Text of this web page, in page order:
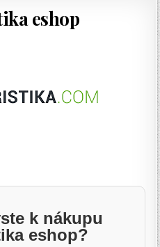
eshop
k nákupu
eshop?